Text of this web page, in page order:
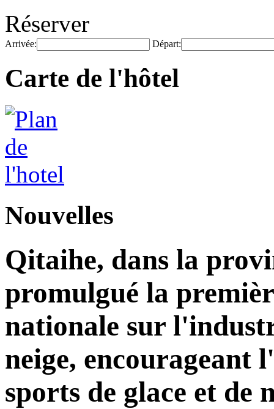
Réserver
Arrivée: Départ:
Carte de l'hôtel
Nouvelles
Qitaihe, dans la
promulgué la
nationale sur
neige, encourageant
sports de glace et de